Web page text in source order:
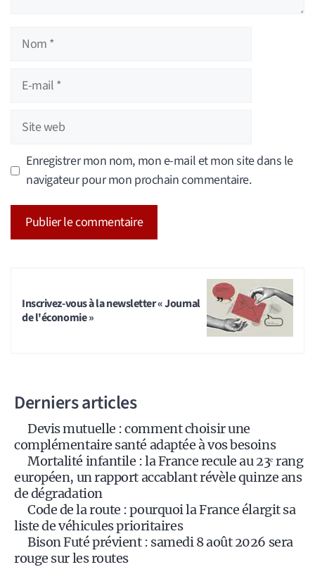
Nom
Site
Enregistrer mon nom, mon e-mail et mon site dans le
navigateur pour mon prochain commentaire.
e
Inscrivez-vous à la newsletter « Journal
de l'économie »
Derniers articles
Devis mutuelle : comment choisir une
complémentaire santé adaptée à vos besoins
Mortalité infantile : la France recule au 23ᵉ rang
européen, un rapport accablant révèle quinze ans
de dégradation
Code de la route : pourquoi la France élargit sa
liste de véhicules prioritaires
Bison Futé prévient : samedi 8 août 2026 sera
rouge sur les routes